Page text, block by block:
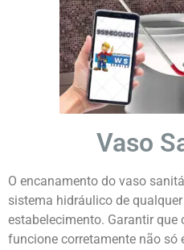
Vaso
O encanamento do vaso
sistema hidráulico de
estabelecimento. Garantir que
funcione corretamente não